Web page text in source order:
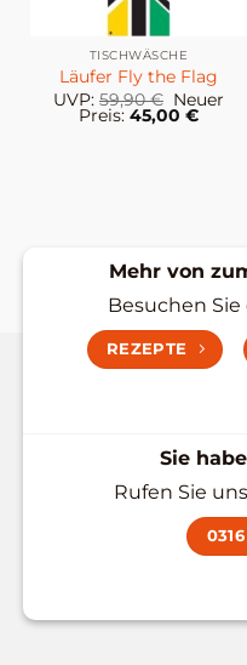
TISCHWÄSCHE
Läufer Fly the Flag
UVP: 59,90€
Preis
Neuer
Preis: 45,00 €
Mehr von
Besuchen
REZEPTE
Sie
Rufen Sie